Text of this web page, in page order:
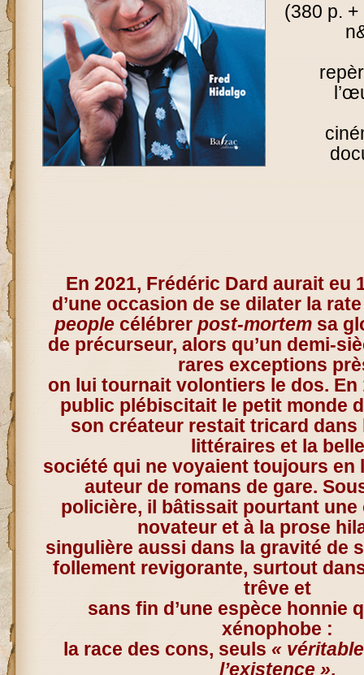
(380 p.
En 2021, Frédéric Dard aurait eu
d’une occasion de se dilater la
peoplecélébrer post-mortemsa
de précurseur, alors qu’un demi-
rares exceptions
on lui tournait volontiers le dos. En
public plébiscitait le petit monde
son créateur restait tricard dans
littéraires et la belle
société qui ne voyaient toujours en
auteur de romans de gare.
policière, il bâtissait pourtant
novateur et à la prose
singulière aussi dans la gravité de
follement revigorante, surtout
trêve et
sans fin d’une espèce honnie
xénophobe :
la race des cons, seuls «
l’existence ».